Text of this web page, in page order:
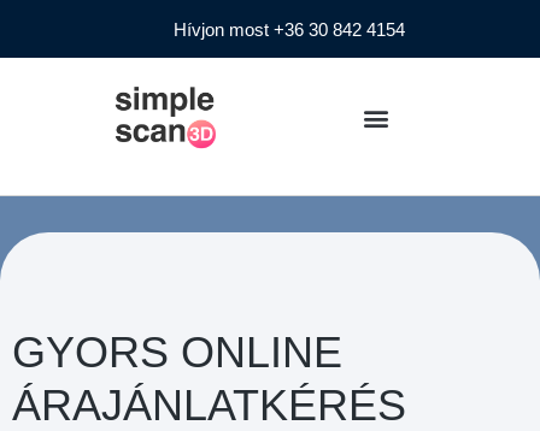
Hívjon most +36 30 842 4154
GYORS ONLINE
ÁRAJÁNLATKÉRÉS